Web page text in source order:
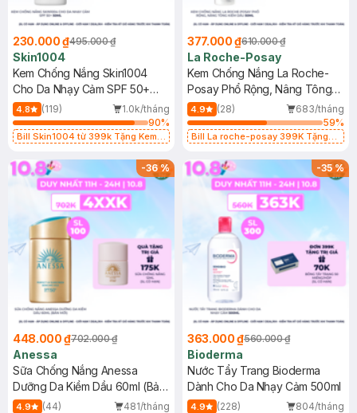
230.000 ₫495.000 ₫
Skin1004
Kem Chống Nắng Skin1004
Cho Da Nhạy Cảm SPF 50+
50ml
4.8 (119)
1.0k/tháng
90%
Bill Skin1004 từ 399k Tặng Kem
SPF 50+ 20ml (SL Có Hạn)
377.000 ₫610.000 ₫
La Roche-Posay
Kem Chống Nắng La Roche-
Posay Phổ Rộng, Nâng Tông
Kiềm Dầu 50ml
4.9 (28)
683/tháng
59%
Bill La roche-posay 399K Tặng
(SL có hạn)
-36%
448.000 ₫702.000 ₫
Anessa
Sữa Chống Nắng Anessa
Dưỡng Da Kiềm Dầu 60ml (Bản
Mới)
4.9 (44)
481/tháng
-35%
363.000 ₫560.000 ₫
Bioderma
Nước Tẩy Trang Bioderma
Dành Cho Da Nhạy Cảm 500ml
4.9 (228)
804/tháng